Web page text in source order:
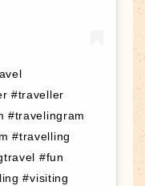
#traveller
#travelingram
#travelling
#fun
#visiting